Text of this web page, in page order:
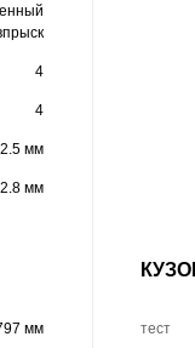
4
4
мм
мм
мм тест